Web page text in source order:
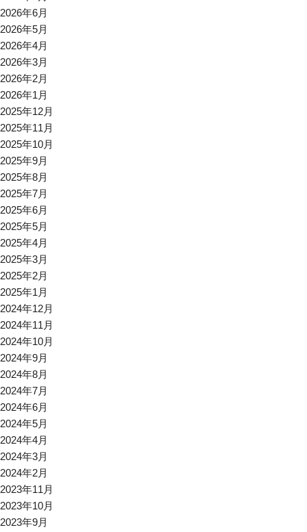
2026年6月
2026年5月
2026年4月
2026年3月
2026年2月
2026年1月
2025年12月
2025年11月
2025年10月
2025年9月
2025年8月
2025年7月
2025年6月
2025年5月
2025年4月
2025年3月
2025年2月
2025年1月
2024年12月
2024年11月
2024年10月
2024年9月
2024年8月
2024年7月
2024年6月
2024年5月
2024年4月
2024年3月
2024年2月
2023年11月
2023年10月
2023年9月